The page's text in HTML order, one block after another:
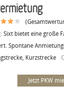
Sixt bietet eine große
Spontane
Kurzstrecke
Jetzt PKW